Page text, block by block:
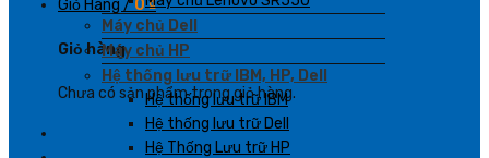
Giỏ Hàng /0₫
Giỏ hàng
Chưa có sản phẩm trong giỏ hàng.
Máy chủ Dell
Máy chủ HP
Hệ thống lưu trữ IBM, HP, Dell
Hệ thống lưu trữ IBM
Hệ thống lưu trữ Dell
Hệ Thống Lưu trữ HP